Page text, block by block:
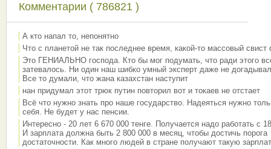
Комментарии ( 786821 )
А кто напал то, непонятно
Что с планетой не так последнее время, какой-то массовый свист
Это ГЕНИАЛЬНО господа. Кто бы мог подумать, что ради этого
затевалось. Ни один наш шибко умный эксперт даже не
Все то думали, что жана казахстан наступит
нан придумал этот трюк путин повторил вот и токаев не отстает
Всё что нужно знать про наше государство. Надеяться нужно
себя. Не будет у нас пенсии.
Интересно - 20 лет 6 670 000 тенге. Получается надо работать с
И зарплата должна быть 2 800 000 в месяц, чтобы достичь порога
достаточности. Как много людей в стране получают такую